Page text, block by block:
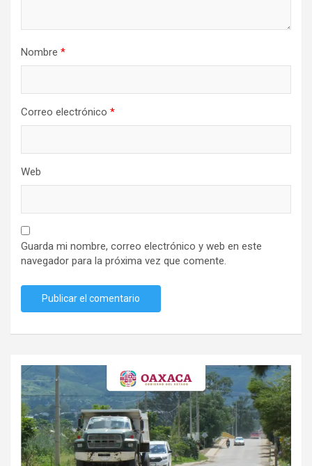
Nombre *
Correo electrónico *
Web
Guarda mi nombre, correo electrónico y web en este
navegador para la próxima vez que comente.